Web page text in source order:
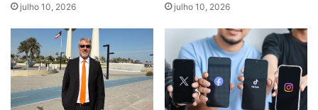
julho 10, 2026 julho 10, 2026